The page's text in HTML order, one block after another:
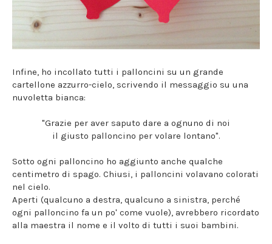
Infine, ho incollato tutti i palloncini su un grande
cartellone azzurro-cielo, scrivendo il messaggio su una
nuvoletta bianca:
"Grazie per aver saputo dare a ognuno di noi
il giusto palloncino per volare lontano".
Sotto ogni palloncino ho aggiunto anche qualche
centimetro di spago. Chiusi, i palloncini volavano colorati
nel cielo.
Aperti (qualcuno a destra, qualcuno a sinistra, perché
ogni palloncino fa un po' come vuole), avrebbero ricordato
alla maestra il nome e il volto di tutti i suoi bambini.